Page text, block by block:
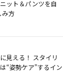
ット＆パンツを自
み方
見える！ スタイリ
“姿勢ケア”するイン